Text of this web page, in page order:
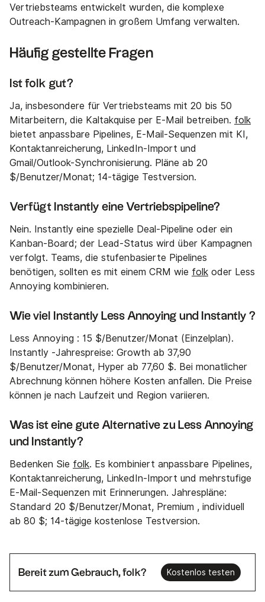
Vertriebsteams entwickelt wurden, die komplexe
Outreach-Kampagnen in großem Umfang verwalten.
Häufig gestellte Fragen
Ist folk gut?
Ja, insbesondere für Vertriebsteams mit 20 bis 50
Mitarbeitern, die Kaltakquise per E-Mail betreiben. folk
bietet anpassbare Pipelines, E-Mail-Sequenzen mit KI,
Kontaktanreicherung, LinkedIn-Import und
Gmail/Outlook-Synchronisierung. Pläne ab 20
$/Benutzer/Monat; 14-tägige Testversion.
Verfügt Instantly eine Vertriebspipeline?
Nein. Instantly eine spezielle Deal-Pipeline oder ein
Kanban-Board; der Lead-Status wird über Kampagnen
verfolgt. Teams, die stufenbasierte Pipelines
benötigen, sollten es mit einem CRM wie folk oder Less
Annoying kombinieren.
Wie viel Instantly Less Annoying und Instantly ?
Less Annoying : 15 $/Benutzer/Monat (Einzelplan).
Instantly -Jahrespreise: Growth ab 37,90
$/Benutzer/Monat, Hyper ab 77,60 $. Bei monatlicher
Abrechnung können höhere Kosten anfallen. Die Preise
können je nach Laufzeit und Region variieren.
Was ist eine gute Alternative zu Less Annoying
und Instantly?
Bedenken Sie folk. Es kombiniert anpassbare Pipelines,
Kontaktanreicherung, LinkedIn-Import und mehrstufige
E-Mail-Sequenzen mit Erinnerungen. Jahrespläne:
Standard 20 $/Benutzer/Monat, Premium , individuell
ab 80 $; 14-tägige kostenlose Testversion.
Bereit zum Gebrauch, folk? Kostenlos testen